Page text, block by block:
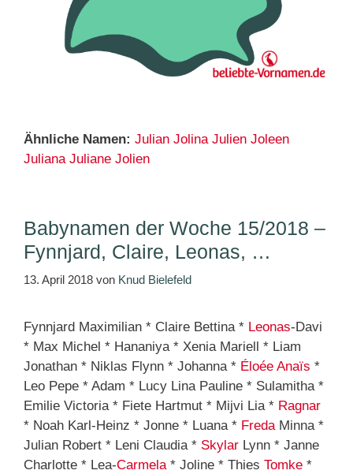
Ähnliche Namen: Julian Jolina Julien Joleen
Juliana Juliane Jolien
Babynamen der Woche 15/2018 –
Fynnjard, Claire, Leonas, …
13. April 2018 von Knud Bielefeld
Fynnjard Maximilian * Claire Bettina * Leonas-Davi
* Max Michel * Hananiya * Xenia Mariell * Liam
Jonathan * Niklas Flynn * Johanna * Éloée Anaïs *
Leo Pepe * Adam * Lucy Lina Pauline * Sulamitha *
Emilie Victoria * Fiete Hartmut * Mijvi Lia * Ragnar
* Noah Karl-Heinz * Jonne * Luana * FredaMinna *
Julian Robert * Leni Claudia * Skylar Lynn * Janne
Charlotte * Lea-Carmela* Joline * Thies Tomke *